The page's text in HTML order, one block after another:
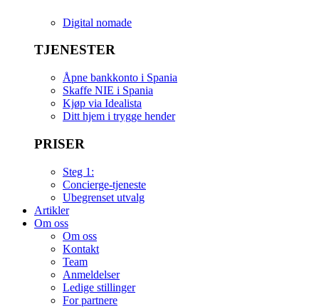
Digital nomade
TJENESTER
Åpne bankkonto i Spania
Skaffe NIE i Spania
Kjøp via Idealista
Ditt hjem i trygge hender
PRISER
Steg 1:
Concierge-tjeneste
Ubegrenset utvalg
Artikler
Om oss
Om oss
Kontakt
Team
Anmeldelser
Ledige stillinger
For partnere